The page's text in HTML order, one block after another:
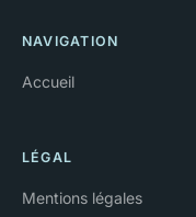
NAVIGATION
Accueil
LÉGAL
Mentions légales